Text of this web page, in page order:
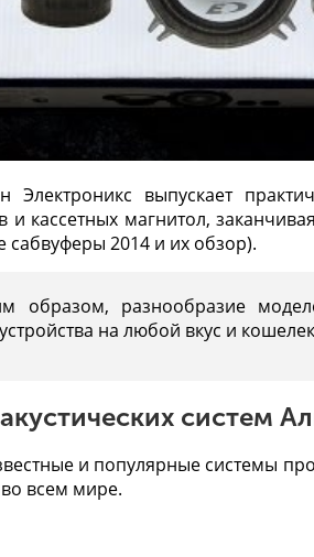
выпускает
и кассетных магнитол,
сабвуферы 2014 и их обзор).
образом, разнообразие
на любой вкус и
систем
и популярные системы
во всем мире.